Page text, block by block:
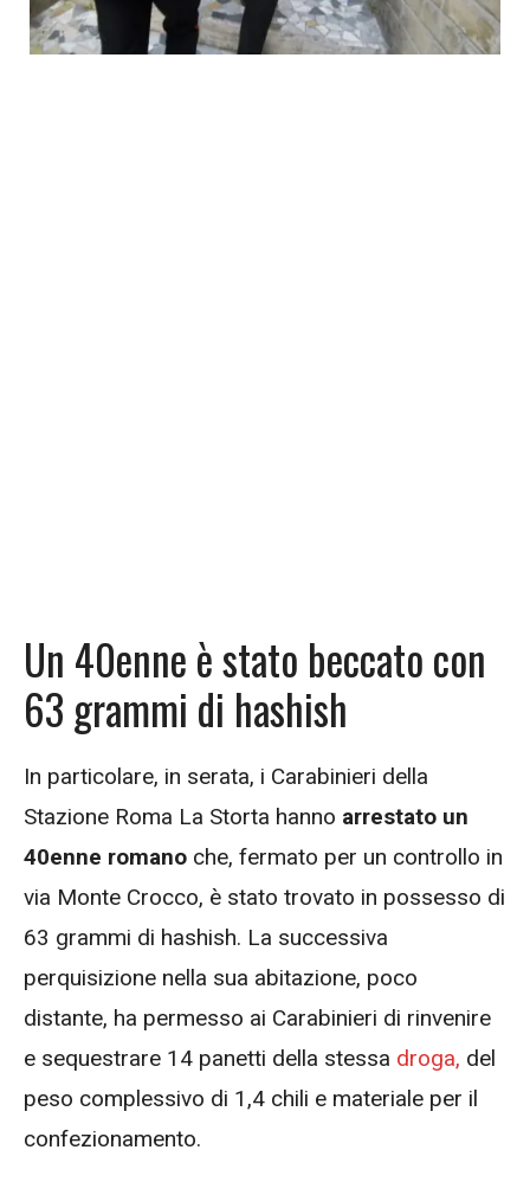
Un 40enne è stato beccato con
63 grammi di hashish
In particolare, in serata, i Carabinieri della
Stazione Roma La Storta hanno arrestato un
40enne romano che, fermato per un controllo in
via Monte Crocco, è stato trovato in possesso di
63 grammi di hashish. La successiva
perquisizione nella sua abitazione, poco
distante, ha permesso ai Carabinieri di rinvenire
e sequestrare 14 panetti della stessa droga, del
peso complessivo di 1,4 chili e materiale per il
confezionamento.